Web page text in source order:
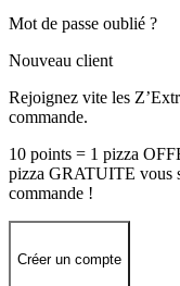
Mot de passe oublié ?
Nouveau client
Rejoignez vite les
commande.
10 points = 1 pizza
pizza GRATUITE vous
commande !
Créer un compte